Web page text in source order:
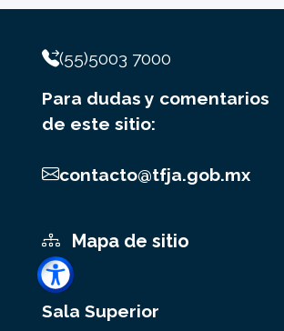
(55)5003 7000
Para dudas y comentarios
de este sitio:
contacto@tfja.gob.mx
Mapa de sitio
Sala Superior